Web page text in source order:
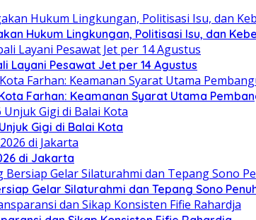
Hukum Lingkungan, Politisasi Isu, dan
Layani Pesawat Jet per 14 Agustus
Farhan: Keamanan Syarat Utama
Gigi di Balai Kota
di Jakarta
Gelar Silaturahmi dan Tepang Sono